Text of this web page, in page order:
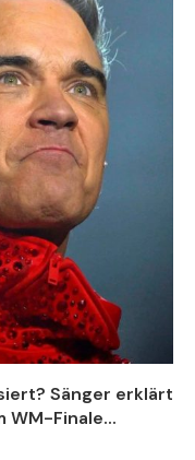
Sänger erklärt
WM-Finale...